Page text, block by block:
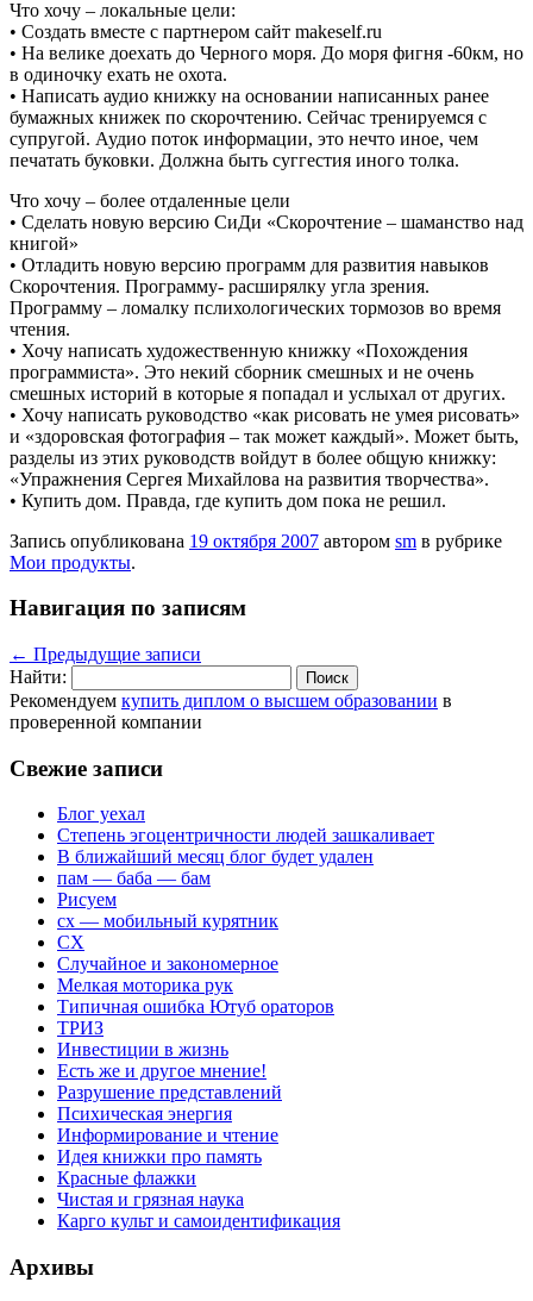
Что хочу – локальные цели:
• Создать вместе с партнером сайт makeself.ru
• На велике доехать до Черного моря. До моря фигня -60км, но
в одиночку ехать не охота.
• Написать аудио книжку на основании написанных ранее
бумажных книжек по скорочтению. Сейчас тренируемся с
супругой. Аудио поток информации, это нечто иное, чем
печатать буковки. Должна быть суггестия иного толка.
Что хочу – более отдаленные цели
• Сделать новую версию СиДи «Скорочтение – шаманство над
книгой»
• Отладить новую версию программ для развития навыков
Скорочтения. Программу- расширялку угла зрения.
Программу – ломалку пслихологических тормозов во время
чтения.
• Хочу написать художественную книжку «Похождения
программиста». Это некий сборник смешных и не очень
смешных историй в которые я попадал и услыхал от других.
• Хочу написать руководство «как рисовать не умея рисовать»
и «здоровская фотография – так может каждый». Может быть,
разделы из этих руководств войдут в более общую книжку:
«Упражнения Сергея Михайлова на развития творчества».
• Купить дом. Правда, где купить дом пока не решил.
Запись опубликована 19 октября 2007 автором sm в рубрике
Мои продукты.
Навигация по записям
← Предыдущие записи
Найти:
Рекомендуем купить диплом о высшем образовании в
проверенной компании
Свежие записи
Блог уехал
Степень эгоцентричности людей зашкаливает
В ближайший месяц блог будет удален
пам — баба — бам
Рисуем
сх — мобильный курятник
СХ
Случайное и закономерное
Мелкая моторика рук
Типичная ошибка Ютуб ораторов
ТРИЗ
Инвестиции в жизнь
Есть же и другое мнение!
Разрушение представлений
Психическая энергия
Информирование и чтение
Идея книжки про память
Красные флажки
Чистая и грязная наука
Карго культ и самоидентификация
Архивы